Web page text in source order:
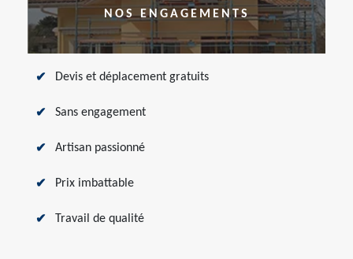
NOS ENGAGEMENTS
Devis et déplacement gratuits
Sans engagement
Artisan passionné
Prix imbattable
Travail de qualité